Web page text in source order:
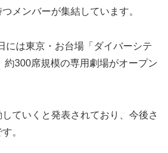
メンバーが集結しています。
には東京・お台場「ダイバーシテ
約300席規模の専用劇場がオープン
ていくと発表されており、今後さ
。